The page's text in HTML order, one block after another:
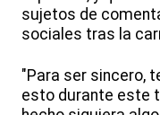
sujetos de
sociales tras la
"Para ser sincero,
esto durante este